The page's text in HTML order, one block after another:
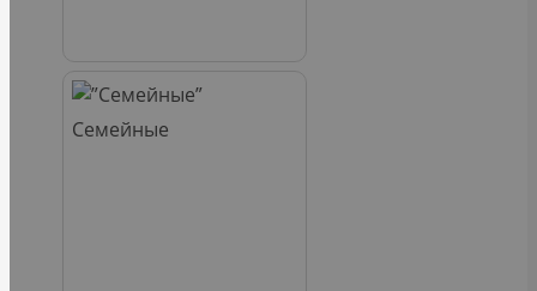
Семейные